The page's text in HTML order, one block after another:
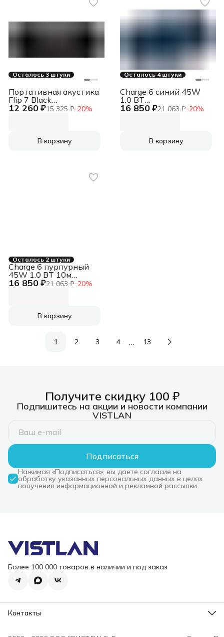
Осталось 3 штуки
12 260 ₽15 325 ₽−20%
Портативная акустика
Flip 7 Black
(JBLFLIP7BLK)
В корзину
Осталось 4 штуки
16 850 ₽21 063 ₽−20%
Charge 6 синий 45W
1.0 BT
(JBLCHARGE6BLU)
В корзину
Осталось 2 штуки
16 850 ₽21 063 ₽−20%
Charge 6 пурпурный
45W 1.0 BT 10м
7500mAh
В корзину
1 2 3 4 … 13
Получите скидку 100 ₽
Подпишитесь на акции и новости компании
VISTLAN
Подписаться
Нажимая «Подписаться», вы даете согласие на
обработку указанных персональных данных в целях
получения информационной и рекламной рассылки
Более 100 000 товаров в наличии и под заказ
Контакты